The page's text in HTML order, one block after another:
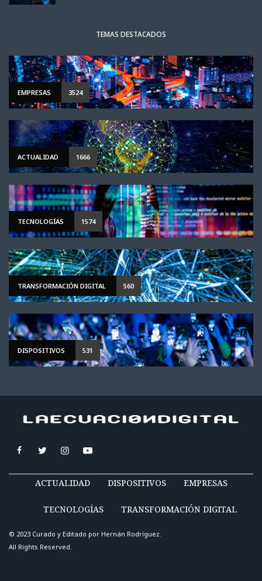
TEMAS DESTACADOS
EMPRESAS 3524
ACTUALIDAD 1666
TECNOLOGÍAS 1574
TRANSFORMACIÓN DIGITAL 560
DISPOSITIVOS 531
ACTUALIDAD DISPOSITIVOS EMPRESAS
TECNOLOGÍAS TRANSFORMACIÓN DIGITAL
© 2023 Curado y Editado por Hernán Rodríguez.
All Rights Reserved.